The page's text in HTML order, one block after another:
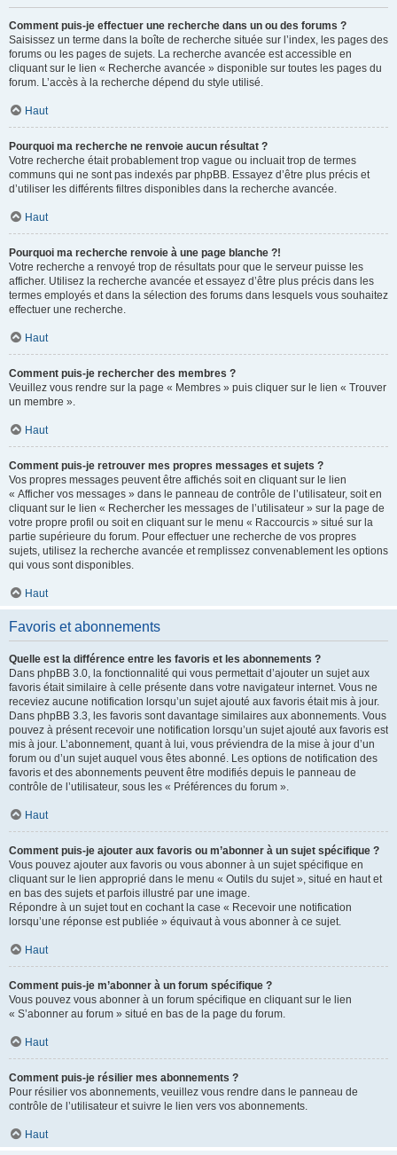
Comment puis-je effectuer une recherche dans un ou des forums ?
Saisissez un terme dans la boîte de recherche située sur l’index, les pages des
forums ou les pages de sujets. La recherche avancée est accessible en
cliquant sur le lien « Recherche avancée » disponible sur toutes les pages du
forum. L’accès à la recherche dépend du style utilisé.
Haut
Pourquoi ma recherche ne renvoie aucun résultat ?
Votre recherche était probablement trop vague ou incluait trop de termes
communs qui ne sont pas indexés par phpBB. Essayez d’être plus précis et
d’utiliser les différents filtres disponibles dans la recherche avancée.
Haut
Pourquoi ma recherche renvoie à une page blanche ?!
Votre recherche a renvoyé trop de résultats pour que le serveur puisse les
afficher. Utilisez la recherche avancée et essayez d’être plus précis dans les
termes employés et dans la sélection des forums dans lesquels vous souhaitez
effectuer une recherche.
Haut
Comment puis-je rechercher des membres ?
Veuillez vous rendre sur la page « Membres » puis cliquer sur le lien « Trouver
un membre ».
Haut
Comment puis-je retrouver mes propres messages et sujets ?
Vos propres messages peuvent être affichés soit en cliquant sur le lien
« Afficher vos messages » dans le panneau de contrôle de l’utilisateur, soit en
cliquant sur le lien « Rechercher les messages de l’utilisateur » sur la page de
votre propre profil ou soit en cliquant sur le menu « Raccourcis » situé sur la
partie supérieure du forum. Pour effectuer une recherche de vos propres
sujets, utilisez la recherche avancée et remplissez convenablement les options
qui vous sont disponibles.
Haut
Favoris et abonnements
Quelle est la différence entre les favoris et les abonnements ?
Dans phpBB 3.0, la fonctionnalité qui vous permettait d’ajouter un sujet aux
favoris était similaire à celle présente dans votre navigateur internet. Vous ne
receviez aucune notification lorsqu’un sujet ajouté aux favoris était mis à jour.
Dans phpBB 3.3, les favoris sont davantage similaires aux abonnements. Vous
pouvez à présent recevoir une notification lorsqu’un sujet ajouté aux favoris est
mis à jour. L’abonnement, quant à lui, vous préviendra de la mise à jour d’un
forum ou d’un sujet auquel vous êtes abonné. Les options de notification des
favoris et des abonnements peuvent être modifiés depuis le panneau de
contrôle de l’utilisateur, sous les « Préférences du forum ».
Haut
Comment puis-je ajouter aux favoris ou m’abonner à un sujet spécifique ?
Vous pouvez ajouter aux favoris ou vous abonner à un sujet spécifique en
cliquant sur le lien approprié dans le menu « Outils du sujet », situé en haut et
en bas des sujets et parfois illustré par une image.
Répondre à un sujet tout en cochant la case « Recevoir une notification
lorsqu’une réponse est publiée » équivaut à vous abonner à ce sujet.
Haut
Comment puis-je m’abonner à un forum spécifique ?
Vous pouvez vous abonner à un forum spécifique en cliquant sur le lien
« S’abonner au forum » situé en bas de la page du forum.
Haut
Comment puis-je résilier mes abonnements ?
Pour résilier vos abonnements, veuillez vous rendre dans le panneau de
contrôle de l’utilisateur et suivre le lien vers vos abonnements.
Haut